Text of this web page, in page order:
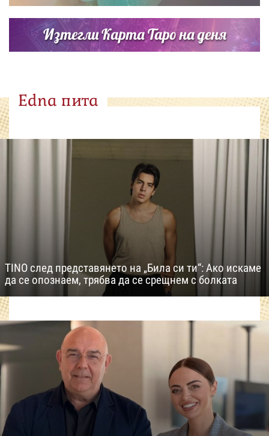
Изтегли Карта Таро на деня
Edna пита
TINO след представянето на „Била си ти“: Ако искаме
да се опознаем, трябва да се срещнем с болката